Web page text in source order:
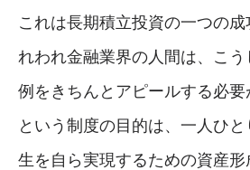
これは長期積立投資の一つの
れわれ金融業界の人間は、こ
例をきちんとアピールする必
という制度の目的は、一人ひ
生を自ら実現するための資産